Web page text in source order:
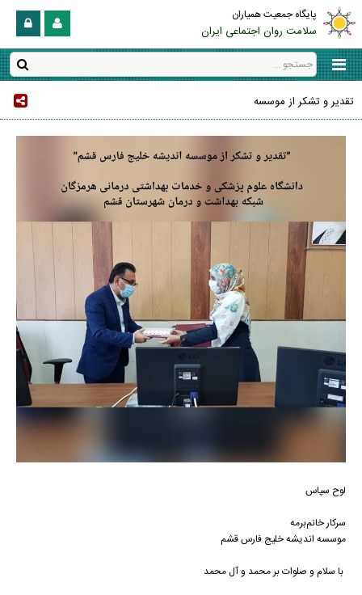
پایگاه جمعیت همیاران
سلامت روان اجتماعی ایران
تقدیر و تشکر از موسسه
لوح سپاس
سرکار خانم‌برمه
موسسه اندیشه خلیج فارس قشم
با سلام و صلوات بر محمد و آل محمد